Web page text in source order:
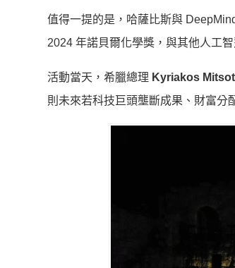
值得一提的是，哈薩比斯與
2024 年諾貝爾化學獎，與其他人工
活動當天，希臘總理 Kyriakos
則未來若科技巨頭壟斷成果、財富分